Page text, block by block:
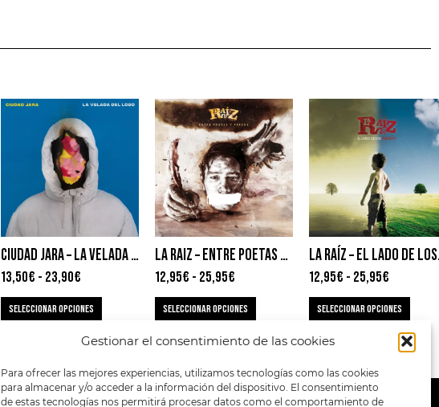
Gestionar el consentimiento de las cookies
Para ofrecer las mejores experiencias, utilizamos tecnologías como las cookies
para almacenar y/o acceder a la información del dispositivo. El consentimiento
de estas tecnologías nos permitirá procesar datos como el comportamiento de
CIUDAD JARA – LA VELADA DEL LOBO
13,50€ - 23,90€
SELECCIONAR OPCIONES
LA RAIZ – ENTRE POETAS Y PRESOS
12,95€ - 25,95€
SELECCIONAR OPCIONES
LA
12,95€ - 25,95€
SELECCIONAR OPCIONES